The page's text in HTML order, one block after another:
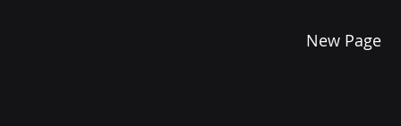
New Page